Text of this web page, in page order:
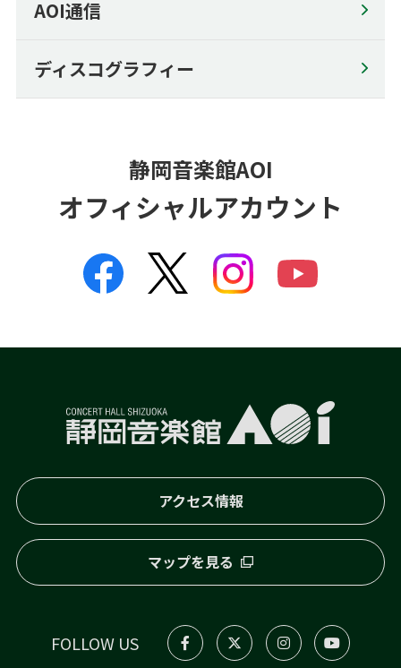
AOI通信
ディスコグラフィー
静岡音楽館AOI
オフィシャルアカウント
アクセス情報
マップを見る
FOLLOW US